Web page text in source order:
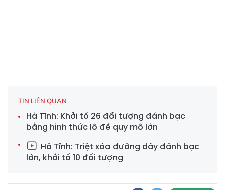
TIN LIÊN QUAN
Hà Tĩnh: Khởi tố 26 đối tượng đánh bạc
bằng hình thức lô đề quy mô lớn
Hà Tĩnh: Triệt xóa đường dây đánh bạc
lớn, khởi tố 10 đối tượng